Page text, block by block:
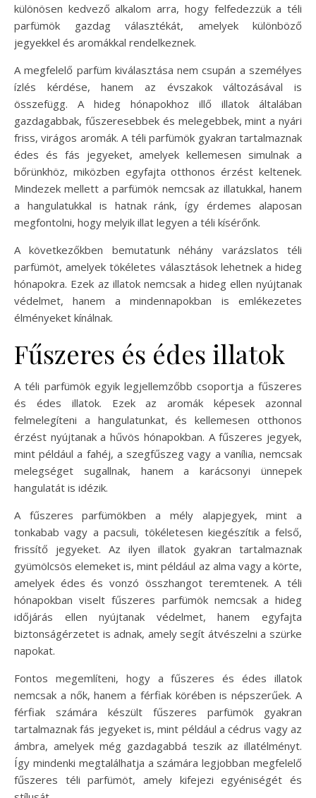
különösen kedvező alkalom arra, hogy felfedezzük a téli
parfümök gazdag választékát, amelyek különböző
jegyekkel és aromákkal rendelkeznek.
A megfelelő parfüm kiválasztása nem csupán a személyes
ízlés kérdése, hanem az évszakok változásával is
összefügg. A hideg hónapokhoz illő illatok általában
gazdagabbak, fűszeresebbek és melegebbek, mint a nyári
friss, virágos aromák. A téli parfümök gyakran tartalmaznak
édes és fás jegyeket, amelyek kellemesen simulnak a
bőrünkhöz, miközben egyfajta otthonos érzést keltenek.
Mindezek mellett a parfümök nemcsak az illatukkal, hanem
a hangulatukkal is hatnak ránk, így érdemes alaposan
megfontolni, hogy melyik illat legyen a téli kísérőnk.
A következőkben bemutatunk néhány varázslatos téli
parfümöt, amelyek tökéletes választások lehetnek a hideg
hónapokra. Ezek az illatok nemcsak a hideg ellen nyújtanak
védelmet, hanem a mindennapokban is emlékezetes
élményeket kínálnak.
Fűszeres és édes illatok
A téli parfümök egyik legjellemzőbb csoportja a fűszeres
és édes illatok. Ezek az aromák képesek azonnal
felmelegíteni a hangulatunkat, és kellemesen otthonos
érzést nyújtanak a hűvös hónapokban. A fűszeres jegyek,
mint például a fahéj, a szegfűszeg vagy a vanília, nemcsak
melegséget sugallnak, hanem a karácsonyi ünnepek
hangulatát is idézik.
A fűszeres parfümökben a mély alapjegyek, mint a
tonkabab vagy a pacsuli, tökéletesen kiegészítik a felső,
frissítő jegyeket. Az ilyen illatok gyakran tartalmaznak
gyümölcsös elemeket is, mint például az alma vagy a körte,
amelyek édes és vonzó összhangot teremtenek. A téli
hónapokban viselt fűszeres parfümök nemcsak a hideg
időjárás ellen nyújtanak védelmet, hanem egyfajta
biztonságérzetet is adnak, amely segít átvészelni a szürke
napokat.
Fontos megemlíteni, hogy a fűszeres és édes illatok
nemcsak a nők, hanem a férfiak körében is népszerűek. A
férfiak számára készült fűszeres parfümök gyakran
tartalmaznak fás jegyeket is, mint például a cédrus vagy az
ámbra, amelyek még gazdagabbá teszik az illatélményt.
Így mindenki megtalálhatja a számára legjobban megfelelő
fűszeres téli parfümöt, amely kifejezi egyéniségét és